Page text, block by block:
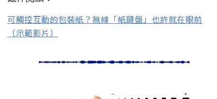
可觸控互動的包裝紙？無線「紙鍵盤」也許就在眼前
（示範影片）